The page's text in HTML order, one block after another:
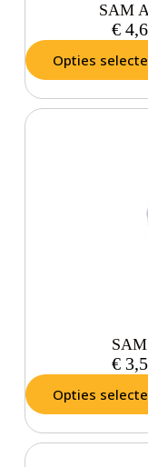
SAM
€
Opties
€
Opties